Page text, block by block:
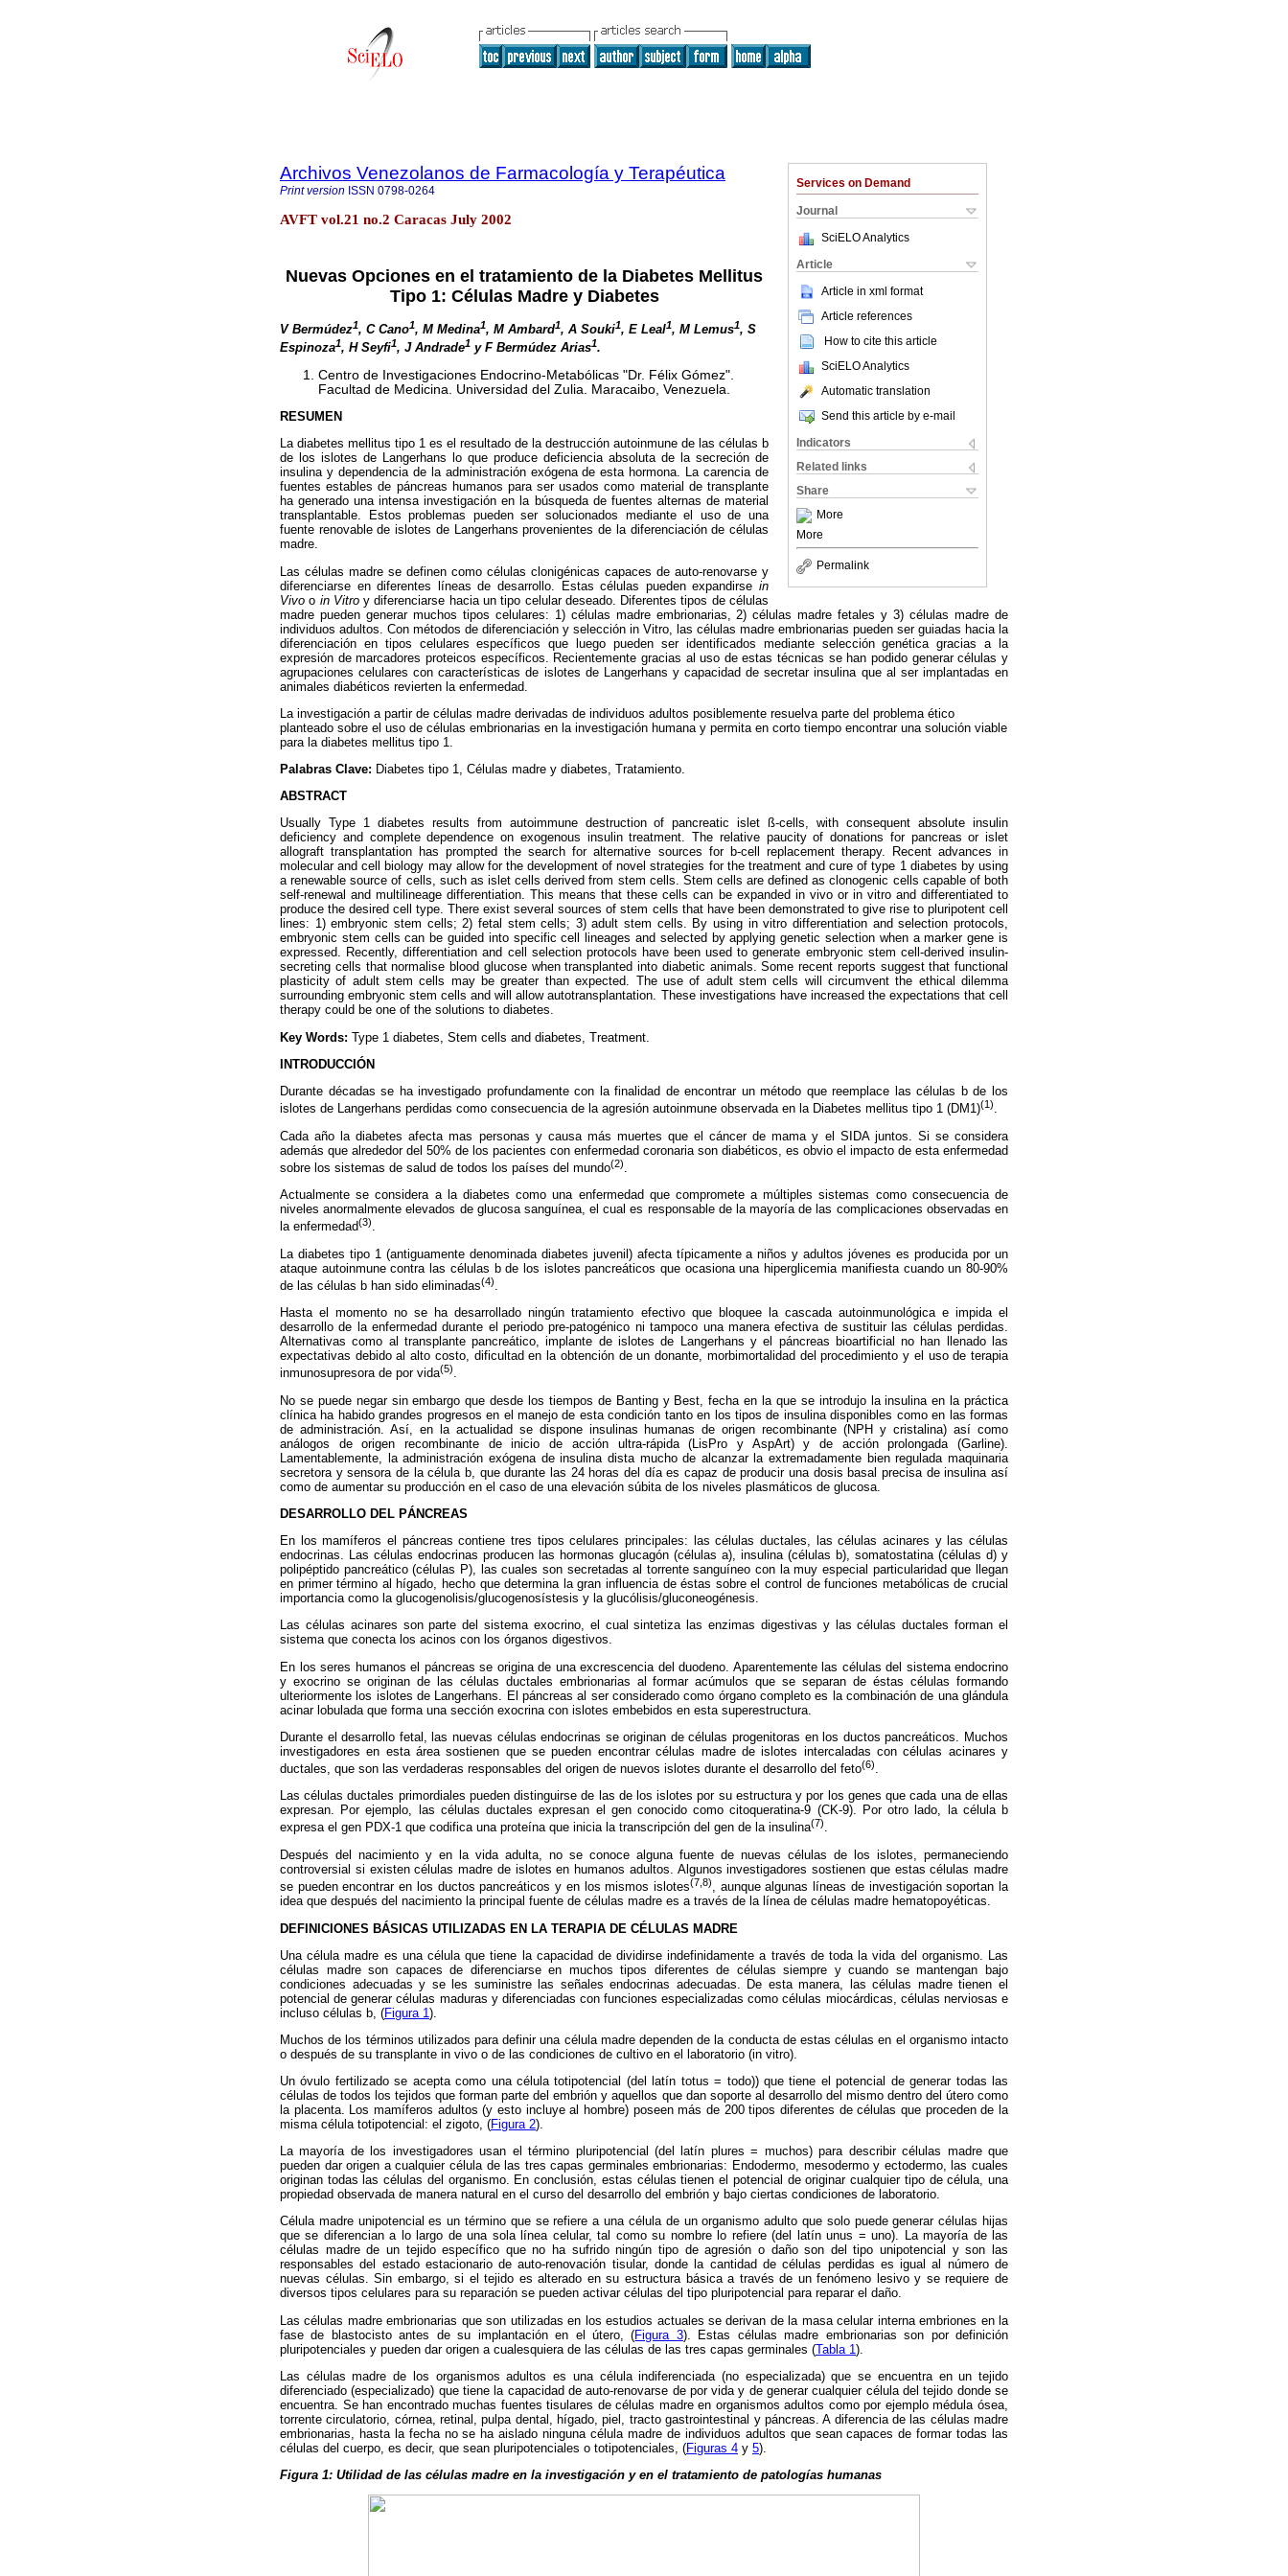
Services on Demand
Journal
SciELO Analytics
Article
Article in xml format
Article references
How to cite this article
SciELO Analytics
Automatic translation
Send this article by e-mail
Indicators
Related links
Share
More
More
Permalink
Archivos Venezolanos de Farmacología y Terapéutica
Print version ISSN 0798-0264
AVFT vol.21 no.2 Caracas July 2002
Nuevas Opciones en el tratamiento de la Diabetes Mellitus
Tipo 1: Células Madre y Diabetes
V Bermúdez1, C Cano1, M Medina1, M Ambard1, A Souki1, E Leal1, M Lemus1, S
Espinoza1, H Seyfi1, J Andrade1 y F Bermúdez Arias1.
Centro de Investigaciones Endocrino-Metabólicas "Dr. Félix Gómez".
Facultad de Medicina. Universidad del Zulia. Maracaibo, Venezuela.
RESUMEN
La diabetes mellitus tipo 1 es el resultado de la destrucción autoinmune de las células b
de los islotes de Langerhans lo que produce deficiencia absoluta de la secreción de
insulina y dependencia de la administración exógena de esta hormona. La carencia de
fuentes estables de páncreas humanos para ser usados como material de transplante
ha generado una intensa investigación en la búsqueda de fuentes alternas de material
transplantable. Estos problemas pueden ser solucionados mediante el uso de una
fuente renovable de islotes de Langerhans provenientes de la diferenciación de células
madre.
Las células madre se definen como células clonigénicas capaces de auto-renovarse y
diferenciarse en diferentes líneas de desarrollo. Estas células pueden expandirse in
Vivo o in Vitroy diferenciarse hacia un tipo celular deseado. Diferentes tipos de células
madre pueden generar muchos tipos celulares: 1) células madre embrionarias, 2) células madre fetales y 3) células madre de
individuos adultos. Con métodos de diferenciación y selección in Vitro, las células madre embrionarias pueden ser guiadas hacia la
diferenciación en tipos celulares específicos que luego pueden ser identificados mediante selección genética gracias a la
expresión de marcadores proteicos específicos. Recientemente gracias al uso de estas técnicas se han podido generar células y
agrupaciones celulares con características de islotes de Langerhans y capacidad de secretar insulina que al ser implantadas en
animales diabéticos revierten la enfermedad.
La investigación a partir de células madre derivadas de individuos adultos posiblemente resuelva parte del problema ético
planteado sobre el uso de células embrionarias en la investigación humana y permita en corto tiempo encontrar una solución viable
para la diabetes mellitus tipo 1.
Palabras Clave: Diabetes tipo 1, Células madre y diabetes, Tratamiento.
ABSTRACT
Usually Type 1 diabetes results from autoimmune destruction of pancreatic islet ß-cells, with consequent absolute insulin
deficiency and complete dependence on exogenous insulin treatment. The relative paucity of donations for pancreas or islet
allograft transplantation has prompted the search for alternative sources for b-cell replacement therapy. Recent advances in
molecular and cell biology may allow for the development of novel strategies for the treatment and cure of type 1 diabetes by using
a renewable source of cells, such as islet cells derived from stem cells. Stem cells are defined as clonogenic cells capable of both
self-renewal and multilineage differentiation. This means that these cells can be expanded in vivo or in vitro and differentiated to
produce the desired cell type. There exist several sources of stem cells that have been demonstrated to give rise to pluripotent cell
lines: 1) embryonic stem cells; 2) fetal stem cells; 3) adult stem cells. By using in vitro differentiation and selection protocols,
embryonic stem cells can be guided into specific cell lineages and selected by applying genetic selection when a marker gene is
expressed. Recently, differentiation and cell selection protocols have been used to generate embryonic stem cell-derived insulin-
secreting cells that normalise blood glucose when transplanted into diabetic animals. Some recent reports suggest that functional
plasticity of adult stem cells may be greater than expected. The use of adult stem cells will circumvent the ethical dilemma
surrounding embryonic stem cells and will allow autotransplantation. These investigations have increased the expectations that cell
therapy could be one of the solutions to diabetes.
Key Words: Type 1 diabetes, Stem cells and diabetes, Treatment.
INTRODUCCIÓN
Durante décadas se ha investigado profundamente con la finalidad de encontrar un método que reemplace las células b de los
islotes de Langerhans perdidas como consecuencia de la agresión autoinmune observada en la Diabetes mellitus tipo 1 (DM1)(1).
Cada año la diabetes afecta mas personas y causa más muertes que el cáncer de mama y el SIDA juntos. Si se considera
además que alrededor del 50% de los pacientes con enfermedad coronaria son diabéticos, es obvio el impacto de esta enfermedad
sobre los sistemas de salud de todos los países del mundo(2)
Actualmente se considera a la diabetes como una enfermedad que compromete a múltiples sistemas como consecuencia de
niveles anormalmente elevados de glucosa sanguínea, el cual es responsable de la mayoría de las complicaciones observadas en
la enfermedad(3).
La diabetes tipo 1 (antiguamente denominada diabetes juvenil) afecta típicamente a niños y adultos jóvenes es producida por un
ataque autoinmune contra las células b de los islotes pancreáticos que ocasiona una hiperglicemia manifiesta cuando un 80-90%
de las células b han sido eliminadas(4).
Hasta el momento no se ha desarrollado ningún tratamiento efectivo que bloquee la cascada autoinmunológica e impida el
desarrollo de la enfermedad durante el periodo pre-patogénico ni tampoco una manera efectiva de sustituir las células perdidas.
Alternativas como al transplante pancreático, implante de islotes de Langerhans y el páncreas bioartificial no han llenado las
expectativas debido al alto costo, dificultad en la obtención de un donante, morbimortalidad del procedimiento y el uso de terapia
inmunosupresora de por vida(5).
No se puede negar sin embargo que desde los tiempos de Banting y Best, fecha en la que se introdujo la insulina en la práctica
clínica ha habido grandes progresos en el manejo de esta condición tanto en los tipos de insulina disponibles como en las formas
de administración. Así, en la actualidad se dispone insulinas humanas de origen recombinante (NPH y cristalina) así como
análogos de origen recombinante de inicio de acción ultra-rápida (LisPro y AspArt) y de acción prolongada (Garline).
Lamentablemente, la administración exógena de insulina dista mucho de alcanzar la extremadamente bien regulada maquinaria
secretora y sensora de la célula b, que durante las 24 horas del día es capaz de producir una dosis basal precisa de insulina así
como de aumentar su producción en el caso de una elevación súbita de los niveles plasmáticos de glucosa.
DESARROLLO DEL PÁNCREAS
En los mamíferos el páncreas contiene tres tipos celulares principales: las células ductales, las células acinares y las células
endocrinas. Las células endocrinas producen las hormonas glucagón (células a), insulina (células b), somatostatina (células d) y
polipéptido pancreático (células P), las cuales son secretadas al torrente sanguíneo con la muy especial particularidad que llegan
en primer término al hígado, hecho que determina la gran influencia de éstas sobre el control de funciones metabólicas de crucial
importancia como la glucogenolisis/glucogenosístesis y la glucólisis/gluconeogénesis.
Las células acinares son parte del sistema exocrino, el cual sintetiza las enzimas digestivas y las células ductales forman el
sistema que conecta los acinos con los órganos digestivos.
En los seres humanos el páncreas se origina de una excrescencia del duodeno. Aparentemente las células del sistema endocrino
y exocrino se originan de las células ductales embrionarias al formar acúmulos que se separan de éstas células formando
ulteriormente los islotes de Langerhans. El páncreas al ser considerado como órgano completo es la combinación de una glándula
acinar lobulada que forma una sección exocrina con islotes embebidos en esta superestructura.
Durante el desarrollo fetal, las nuevas células endocrinas se originan de células progenitoras en los ductos pancreáticos. Muchos
investigadores en esta área sostienen que se pueden encontrar células madre de islotes intercaladas con células acinares y
ductales, que son las verdaderas responsables del origen de nuevos islotes durante el desarrollo del feto(6).
Las células ductales primordiales pueden distinguirse de las de los islotes por su estructura y por los genes que cada una de ellas
expresan. Por ejemplo, las células ductales expresan el gen conocido como citoqueratina-9 (CK-9). Por otro lado, la célula b
expresa el gen PDX-1 que codifica una proteína que inicia la transcripción del gen de la insulina(7).
Después del nacimiento y en la vida adulta, no se conoce alguna fuente de nuevas células de los islotes, permaneciendo
controversial si existen células madre de islotes en humanos adultos. Algunos investigadores sostienen que estas células madre
se pueden encontrar en los ductos pancreáticos y en los mismos islotes(7,8), aunque algunas líneas de investigación soportan la
idea que después del nacimiento la principal fuente de células madre es a través de la línea de células madre hematopoyéticas.
DEFINICIONES BÁSICAS UTILIZADAS EN LA TERAPIA DE CÉLULAS MADRE
Una célula madre es una célula que tiene la capacidad de dividirse indefinidamente a través de toda la vida del organismo. Las
células madre son capaces de diferenciarse en muchos tipos diferentes de células siempre y cuando se mantengan bajo
condiciones adecuadas y se les suministre las señales endocrinas adecuadas. De esta manera, las células madre tienen el
potencial de generar células maduras y diferenciadas con funciones especializadas como células miocárdicas, células nerviosas e
incluso células b, (Figura 1).
Muchos de los términos utilizados para definir una célula madre dependen de la conducta de estas células en el organismo intacto
o después de su transplante in vivo o de las condiciones de cultivo en el laboratorio (in vitro).
Un óvulo fertilizado se acepta como una célula totipotencial (del latín totus = todo)) que tiene el potencial de generar todas las
células de todos los tejidos que forman parte del embrión y aquellos que dan soporte al desarrollo del mismo dentro del útero como
la placenta. Los mamíferos adultos (y esto incluye al hombre) poseen más de 200 tipos diferentes de células que proceden de la
misma célula totipotencial: el zigoto, (Figura 2).
La mayoría de los investigadores usan el término pluripotencial (del latín plures = muchos) para describir células madre que
pueden dar origen a cualquier célula de las tres capas germinales embrionarias: Endodermo, mesodermo y ectodermo, las cuales
originan todas las células del organismo. En conclusión, estas células tienen el potencial de originar cualquier tipo de célula, una
propiedad observada de manera natural en el curso del desarrollo del embrión y bajo ciertas condiciones de laboratorio.
Célula madre unipotencial es un término que se refiere a una célula de un organismo adulto que solo puede generar células hijas
que se diferencian a lo largo de una sola línea celular, tal como su nombre lo refiere (del latín unus = uno). La mayoría de las
células madre de un tejido específico que no ha sufrido ningún tipo de agresión o daño son del tipo unipotencial y son las
responsables del estado estacionario de auto-renovación tisular, donde la cantidad de células perdidas es igual al número de
nuevas células. Sin embargo, si el tejido es alterado en su estructura básica a través de un fenómeno lesivo y se requiere de
diversos tipos celulares para su reparación se pueden activar células del tipo pluripotencial para reparar el daño.
Las células madre embrionarias que son utilizadas en los estudios actuales se derivan de la masa celular interna embriones en la
fase de blastocisto antes de su implantación en el útero, (Figura 3). Estas células madre embrionarias son por definición
pluripotenciales y pueden dar origen a cualesquiera de las células de las tres capas germinales (Tabla 1).
Las células madre de los organismos adultos es una célula indiferenciada (no especializada) que se encuentra en un tejido
diferenciado (especializado) que tiene la capacidad de auto-renovarse de por vida y de generar cualquier célula del tejido donde se
encuentra. Se han encontrado muchas fuentes tisulares de células madre en organismos adultos como por ejemplo médula ósea,
torrente circulatorio, córnea, retinal, pulpa dental, hígado, piel, tracto gastrointestinal y páncreas. A diferencia de las células madre
embrionarias, hasta la fecha no se ha aislado ninguna célula madre de individuos adultos que sean capaces de formar todas las
células del cuerpo, es decir, que sean pluripotenciales o totipotenciales, (Figuras 4 y 5).
Figura 1: Utilidad de las células madre en la investigación y en el tratamiento de patologías humanas